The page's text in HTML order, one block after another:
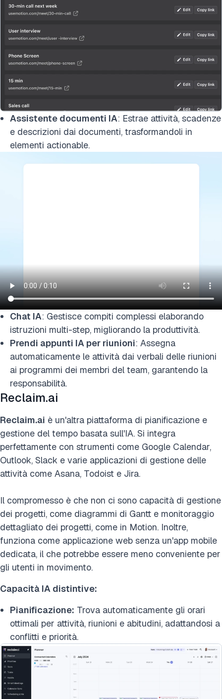
Assistente documenti IA: Estrae attività, scadenze
e descrizioni dai documenti, trasformandoli in
elementi actionable.
Chat IA: Gestisce compiti complessi elaborando
istruzioni multi-step, migliorando la produttività.
Prendi appunti IA per riunioni: Assegna
automaticamente le attività dai verbali delle riunioni
ai programmi dei membri del team, garantendo la
responsabilità.
Reclaim.ai
Reclaim.ai è un'altra piattaforma di pianificazione e
gestione del tempo basata sull'IA. Si integra
perfettamente con strumenti come Google Calendar,
Outlook, Slack e varie applicazioni di gestione delle
attività come Asana, Todoist e Jira.
Il compromesso è che non ci sono capacità di gestione
dei progetti, come diagrammi di Gantt e monitoraggio
dettagliato dei progetti, come in Motion. Inoltre,
funziona come applicazione web senza un'app mobile
dedicata, il che potrebbe essere meno conveniente per
gli utenti in movimento.
Capacità IA distintive:
Pianificazione: Trova automaticamente gli orari
ottimali per attività, riunioni e abitudini, adattandosi a
conflitti e priorità.